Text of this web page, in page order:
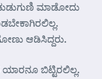
ಮಾಡೋದು
ಆಡಿಸಿದ್ದರು.
ಯಾರನೂ ಬಿಟ್ಟಿರಲಿಲ್ಲ.